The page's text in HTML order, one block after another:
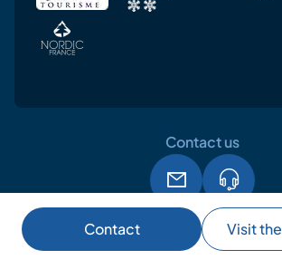
Contact Visit
Legal notice Terms and conditions
Contact us